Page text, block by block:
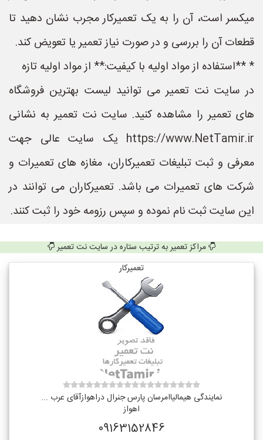
میکسر است، آن را به یک تعمیرکار مجرب نشان دهید تا
قطعات آن را بررسی و در صورت نیاز تعمیر یا تعویض کند.
* **استفاده از مواد اولیه با کیفیت:** از مواد اولیه تازه
در سایت نت تعمیر می توانید لیست بهترین فروشگاه
های تعمیر را مشاهده کنید. سایت نت تعمیر به نشانی
https://www.NetTamir.ir یک سایت عالی جهت
معرفی و ثبت تبلیغات تعمیرکاران، مغازه های تعمیرات و
شرکت های تعمیرات می باشد. تعمیرکاران می توانند در
این سایت ثبت نام نموده و سپس رزومه خود را ثبت کنند.
مراکز تعمیر به ترتیب ستاره در سایت نت تعمیر
تعمیرکار
نمایندگی هیمالیاامرسان پارس جنرال دراهوازآقای عرب ...
اهواز
09163152846